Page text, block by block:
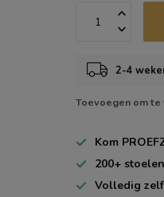
2-4
Toevoegen om
Kom
200+
Volledig zelf